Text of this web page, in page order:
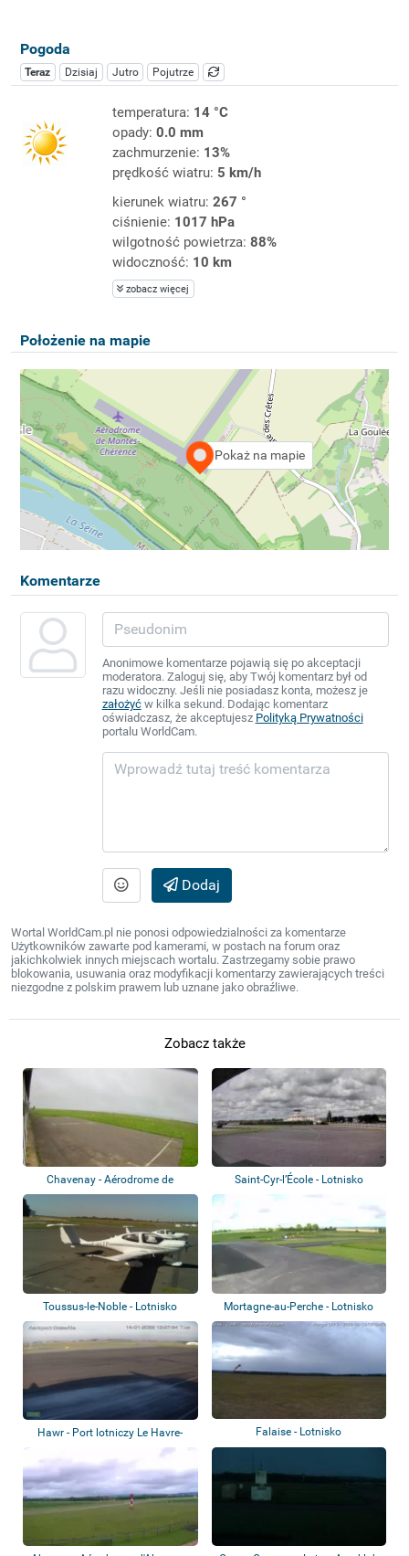
Pogoda
Teraz Dzisiaj Jutro Pojutrze
temperatura: 14 °C
opady: 0.0 mm
zachmurzenie: 13%
prędkość wiatru: 5 km/h
kierunek wiatru: 267 °
ciśnienie: 1017 hPa
wilgotność powietrza: 88%
widoczność: 10 km
zobacz więcej
Położenie na mapie
Pokaż na mapie
Komentarze
Anonimowe komentarze pojawią się po akceptacji
moderatora. Zaloguj się, aby Twój komentarz był od
razu widoczny. Jeśli nie posiadasz konta, możesz je
założyćw kilka sekund. Dodając komentarz
oświadczasz, że akceptujesz Polityką Prywatności
portalu WorldCam.
Dodaj
Wortal WorldCam.pl nie ponosi odpowiedzialności za komentarze
Użytkowników zawarte pod kamerami, w postach na forum oraz
jakichkolwiek innych miejscach wortalu. Zastrzegamy sobie prawo
blokowania, usuwania oraz modyfikacji komentarzy zawierających treści
niezgodne z polskim prawem lub uznane jako obraźliwe.
Zobacz także
Chavenay - Aérodrome de
Chavenay-Villepr...
Saint-Cyr-l’École - Lotnisko
Toussus-le-Noble - Lotnisko Mortagne-au-Perche - Lotnisko
Hawr - Port lotniczy Le Havre-
Falaise - Lotnisko